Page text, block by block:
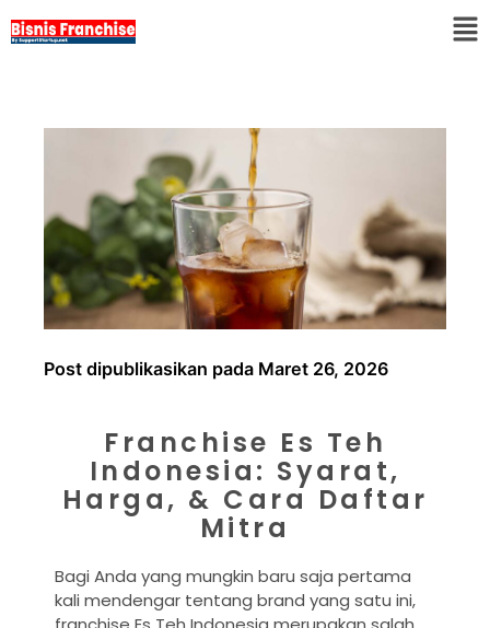
Post dipublikasikan pada Maret 26, 2026
Franchise Es Teh
Indonesia: Syarat,
Harga, & Cara Daftar
Mitra
Bagi Anda yang mungkin baru saja pertama
kali mendengar tentang brand yang satu ini,